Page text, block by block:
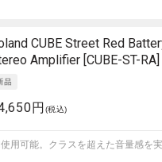
CUBE Street Red
Amplifier [CUBE-ST-RA]
円 (税込)
用可能。クラスを超えた音量感を